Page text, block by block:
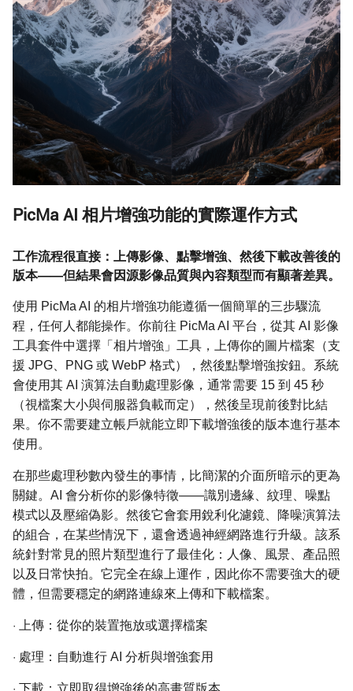
PicMa AI 相片增強功能的實際運作方式
工作流程很直接：上傳影像、點擊增強、然後下載改善後的
版本——但結果會因源影像品質與內容類型而有顯著差異。
使用 PicMa AI 的相片增強功能遵循一個簡單的三步驟流
程，任何人都能操作。你前往 PicMa AI 平台，從其 AI 影像
工具套件中選擇「相片增強」工具，上傳你的圖片檔案（支
援 JPG、PNG 或 WebP 格式），然後點擊增強按鈕。系統
會使用其 AI 演算法自動處理影像，通常需要 15 到 45 秒
（視檔案大小與伺服器負載而定），然後呈現前後對比結
果。你不需要建立帳戶就能立即下載增強後的版本進行基本
使用。
在那些處理秒數內發生的事情，比簡潔的介面所暗示的更為
關鍵。AI 會分析你的影像特徵——識別邊緣、紋理、噪點
模式以及壓縮偽影。然後它會套用銳利化濾鏡、降噪演算法
的組合，在某些情況下，還會透過神經網路進行升級。該系
統針對常見的照片類型進行了最佳化：人像、風景、產品照
以及日常快拍。它完全在線上運作，因此你不需要強大的硬
體，但需要穩定的網路連線來上傳和下載檔案。
· 上傳：從你的裝置拖放或選擇檔案
· 處理：自動進行 AI 分析與增強套用
· 下載：立即取得增強後的高畫質版本